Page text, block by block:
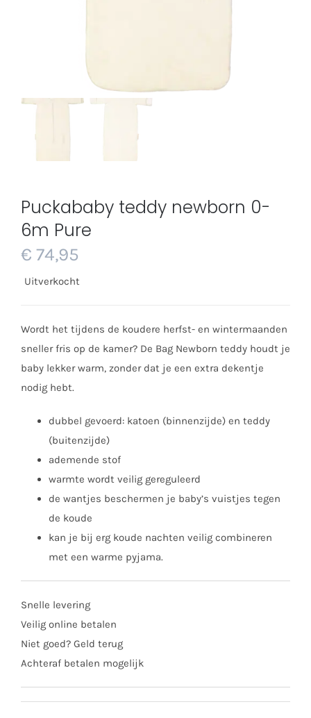
Puckababy teddy newborn 0-
6m Pure
€ 74,95
Uitverkocht
Wordt het tijdens de koudere herfst- en wintermaanden
sneller fris op de kamer? De Bag Newborn teddy houdt je
baby lekker warm, zonder dat je een extra dekentje
nodig hebt.
dubbel gevoerd: katoen (binnenzijde) en teddy
(buitenzijde)
ademende stof
warmte wordt veilig gereguleerd
de wantjes beschermen je baby’s vuistjes tegen
de koude
kan je bij erg koude nachten veilig combineren
met een warme pyjama.
Snelle levering
Veilig online betalen
Niet goed? Geld terug
Achteraf betalen mogelijk